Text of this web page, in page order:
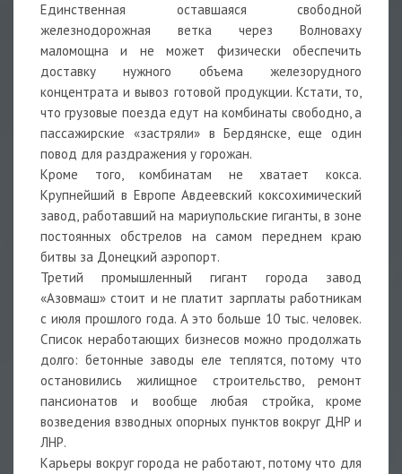
Единственная оставшаяся свободной
железнодорожная ветка через Волноваху
маломощна и не может физически обеспечить
доставку нужного объема железорудного
концентрата и вывоз готовой продукции. Кстати, то,
что грузовые поезда едут на комбинаты свободно, а
пассажирские «застряли» в Бердянске, еще один
повод для раздражения у горожан.
Кроме того, комбинатам не хватает кокса.
Крупнейший в Европе Авдеевский коксохимический
завод, работавший на мариупольские гиганты, в зоне
постоянных обстрелов на самом переднем краю
битвы за Донецкий аэропорт.
Третий промышленный гигант города завод
«Азовмаш» стоит и не платит зарплаты работникам
с июля прошлого года. А это больше 10 тыс. человек.
Список неработающих бизнесов можно продолжать
долго: бетонные заводы еле теплятся, потому что
остановились жилищное строительство, ремонт
пансионатов и вообще любая стройка, кроме
возведения взводных опорных пунктов вокруг ДНР и
ЛНР.
Карьеры вокруг города не работают, потому что для